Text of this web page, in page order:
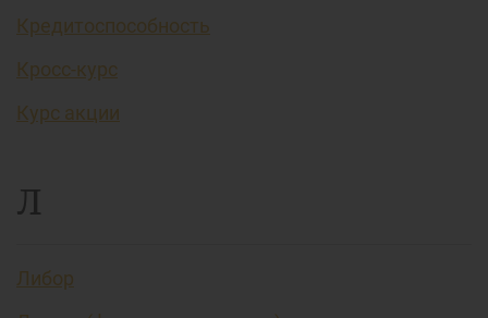
Кредитоспособность
Кросс-курс
Курс акции
Л
Либор